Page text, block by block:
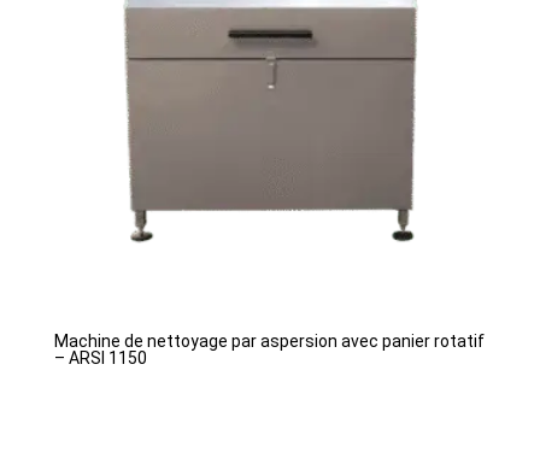
Machine de nettoyage par aspersion avec panier rotatif
– ARSI 1150